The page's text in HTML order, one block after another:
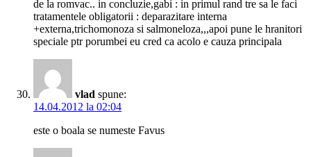
de la romvac.. in concluzie,gabi : in primul rand tre sa le faci
tratamentele obligatorii : deparazitare interna
+externa,trichomonoza si salmoneloza,,,apoi pune le hranitori
speciale ptr porumbei eu cred ca acolo e cauza principala
vlad spune:
14.04.2012 la 02:04
este o boala se numeste Favus